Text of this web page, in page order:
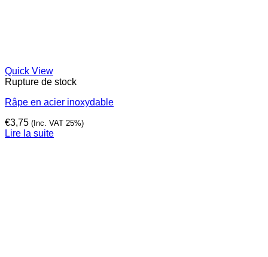
Quick View
Rupture de stock
Râpe en acier inoxydable
€3,75 (Inc. VAT 25%)
Lire la suite